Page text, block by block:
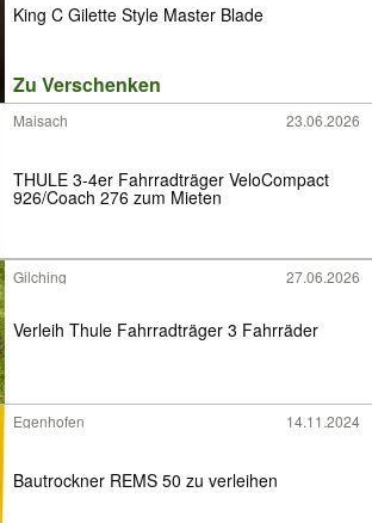
King C Gilette Style Master Blade
Zu Verschenken
Maisach 23.06.2026
THULE 3-4er Fahrradträger VeloCompact
926/Coach 276 zum Mieten
Gilching 27.06.2026
Verleih Thule Fahrradträger 3 Fahrräder
Egenhofen 14.11.2024
Bautrockner REMS 50 zu verleihen